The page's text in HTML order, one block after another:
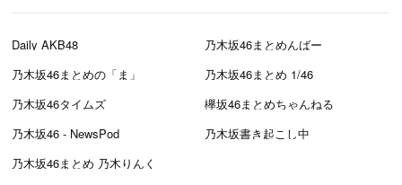
Daily AKB48
乃木坂46まとめんばー
乃木坂46まとめの「ま」
乃木坂46まとめ 1/46
乃木坂46タイムズ
欅坂46まとめちゃんねる
乃木坂46 - NewsPod
乃木坂書き起こし中
乃木坂46まとめ 乃木りんく